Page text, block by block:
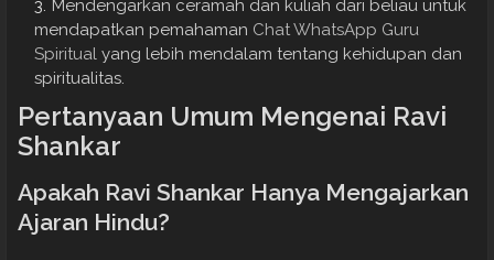
Mendengarkan ceramah dan kuliah dari beliau untuk
mendapatkan pemahaman Chat WhatsApp Guru
Spiritual yang lebih mendalam tentang kehidupan dan
spiritualitas.
Pertanyaan Umum Mengenai Ravi
Shankar
Apakah Ravi Shankar Hanya Mengajarkan
Ajaran Hindu?